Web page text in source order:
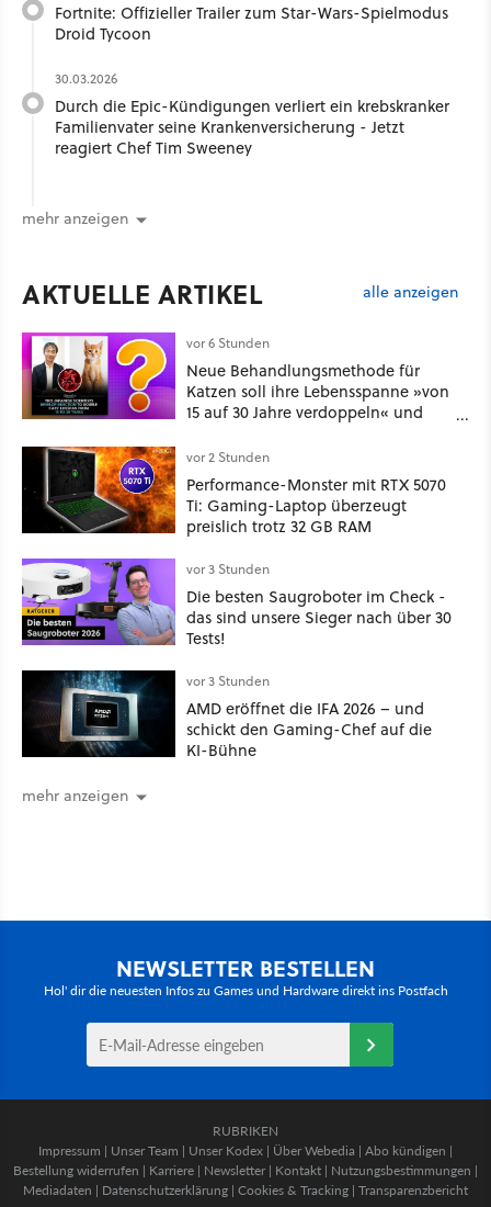
Fortnite: Offizieller Trailer zum Star-Wars-Spielmodus
Droid Tycoon
30.03.2026
Durch die Epic-Kündigungen verliert ein krebskranker
Familienvater seine Krankenversicherung - Jetzt
reagiert Chef Tim Sweeney
mehr anzeigen
AKTUELLE ARTIKEL alle anzeigen
vor 6 Stunden
Neue Behandlungsmethode für
Katzen soll ihre Lebensspanne »von
15 auf 30 Jahre verdoppeln« und
kritisch damit auseinander
vor 2 Stunden
Performance-Monster mit RTX 5070
Ti: Gaming-Laptop überzeugt
preislich trotz 32 GB RAM
vor 3 Stunden
Die besten Saugroboter im Check -
das sind unsere Sieger nach über 30
Tests!
vor 3 Stunden
AMD eröffnet die IFA 2026 – und
schickt den Gaming-Chef auf die
KI-Bühne
mehr anzeigen
NEWSLETTER BESTELLEN
Hol' dir die neuesten Infos zu Games und Hardware direkt ins Postfach
RUBRIKEN
Impressum | Unser Team | Unser Kodex | Über Webedia | Abo kündigen |
Bestellung widerrufen | Karriere | Newsletter | Kontakt | Nutzungsbestimmungen |
Mediadaten | Datenschutzerklärung | Cookies & Tracking | Transparenzbericht